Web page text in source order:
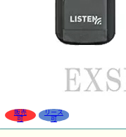
販売
可
リース
可